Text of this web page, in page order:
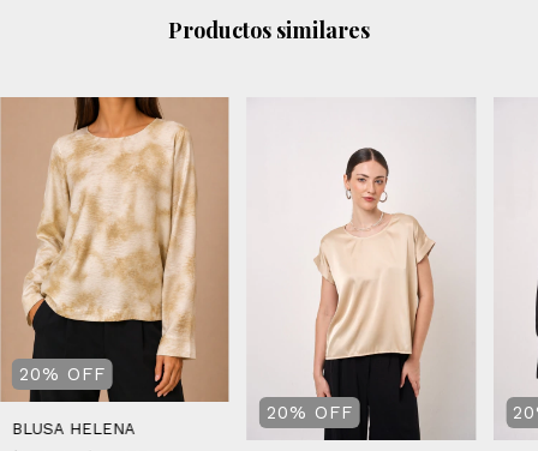
Productos similares
20% OFF
BLUSA HELENA
20% OFF 20